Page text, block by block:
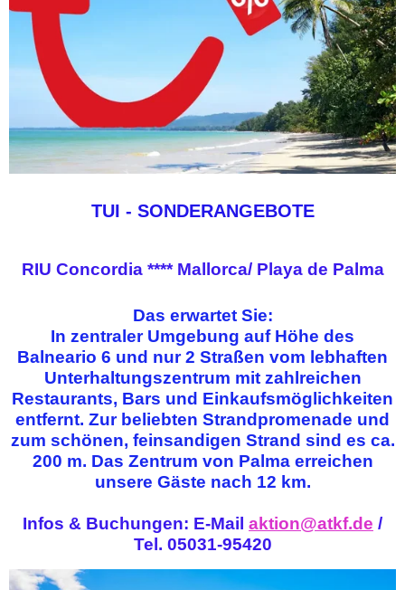
TUI - SONDERANGEBOTE
RIU Concordia **** Mallorca/ Playa de Palma
Das erwartet Sie:
In zentraler Umgebung auf Höhe des
Balneario 6 und nur 2 Straßen vom lebhaften
Unterhaltungszentrum mit zahlreichen
Restaurants, Bars und Einkaufsmöglichkeiten
entfernt. Zur beliebten Strandpromenade und
zum schönen, feinsandigen Strand sind es ca.
200 m. Das Zentrum von Palma erreichen
unsere Gäste nach 12 km.
Infos & Buchungen: E-Mail aktion@atkf.de /
Tel. 05031-95420